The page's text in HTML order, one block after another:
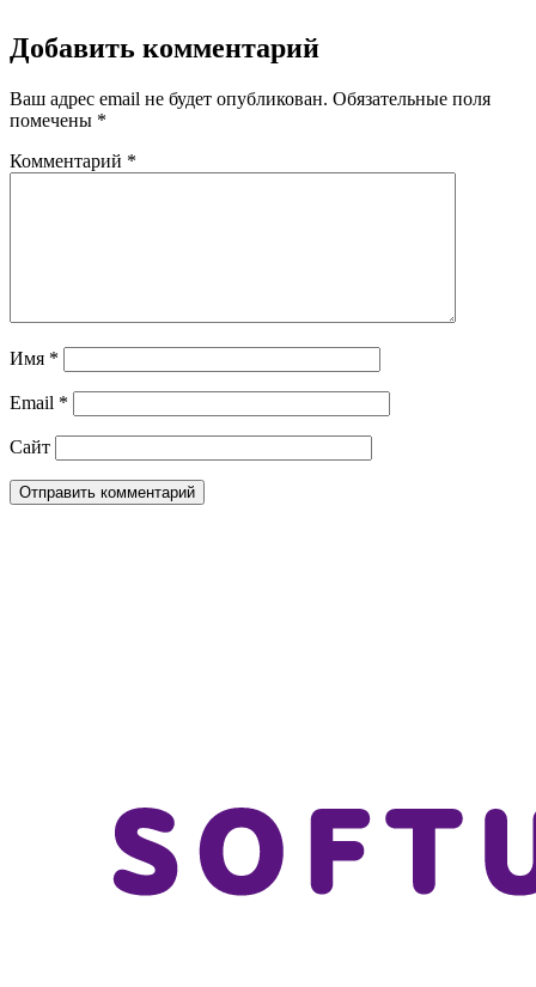
Добавить комментарий
Ваш адрес email не будет опубликован. Обязательные поля
помечены *
Комментарий *
Имя *
Email *
Сайт